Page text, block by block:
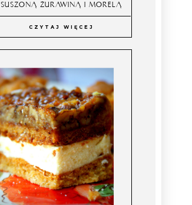
SUSZONĄ ŻURAWINĄ I MORELĄ
CZYTAJ WIĘCEJ